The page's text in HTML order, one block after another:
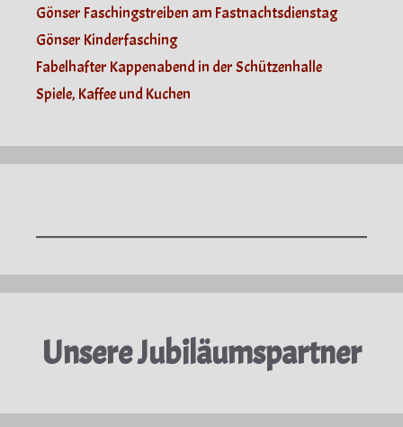
Gönser Faschingstreiben am Fastnachtsdienstag
Gönser Kinderfasching
Fabelhafter Kappenabend in der Schützenhalle
Spiele, Kaffee und Kuchen
Unsere Jubiläumspartner